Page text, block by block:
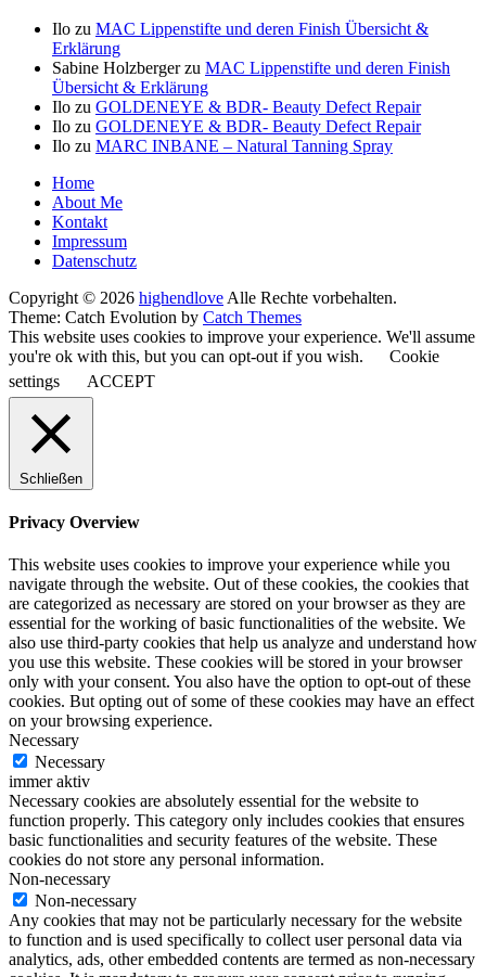
Ilo zu MAC Lippenstifte und deren Finish Übersicht &
Erklärung
Sabine Holzbergerzu MAC Lippenstifte und deren Finish
Übersicht & Erklärung
Ilo zu GOLDENEYE & BDR- Beauty Defect Repair
Ilo zu GOLDENEYE & BDR- Beauty Defect Repair
Ilo zu MARC INBANE – Natural Tanning Spray
Seitenfuß-
Menü
Home
About Me
Kontakt
Impressum
Datenschutz
Copyright © 2026 highendlove Alle Rechte vorbehalten.
Theme: Catch Evolution by Catch Themes
This website uses cookies to improve your experience. We'll assume
you're ok with this, but you can opt-out if you wish.
Cookie
settings
ACCEPT
Schließen
Privacy Overview
This website uses cookies to improve your experience while you
navigate through the website. Out of these cookies, the cookies that
are categorized as necessary are stored on your browser as they are
essential for the working of basic functionalities of the website. We
also use third-party cookies that help us analyze and understand how
you use this website. These cookies will be stored in your browser
only with your consent. You also have the option to opt-out of these
cookies. But opting out of some of these cookies may have an effect
on your browsing experience.
Necessary
Necessary
immer aktiv
Necessary cookies are absolutely essential for the website to
function properly. This category only includes cookies that ensures
basic functionalities and security features of the website. These
cookies do not store any personal information.
Non-necessary
Non-necessary
Any cookies that may not be particularly necessary for the website
to function and is used specifically to collect user personal data via
analytics, ads, other embedded contents are termed as non-necessary